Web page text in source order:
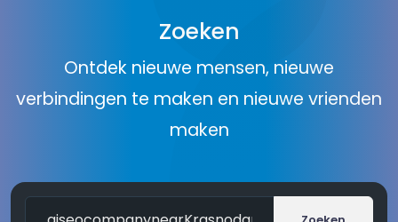
Zoeken
Ontdek nieuwe mensen, nieuwe
verbindingen te maken en nieuwe vrienden
maken